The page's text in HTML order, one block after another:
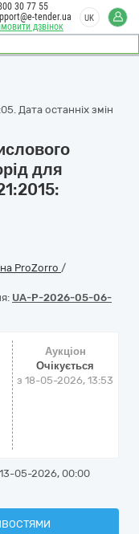
дзвінок
30 77 55
tender.ua
UK
Дата останніх змін
для
на ProZorro /
UA-P-2026-05-06-
Аукціон
Очікується
з18-05-2026, 13:53
13-05-2026, 00:00